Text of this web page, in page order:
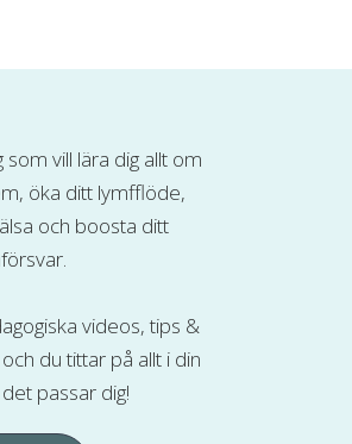
vill lära dig allt om
öka ditt lymfflöde,
och boosta ditt
videos, tips &
du tittar på allt i din
passar dig!